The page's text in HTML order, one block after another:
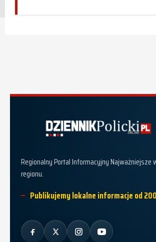
Regionalny Portal Informacyjny Najważniejsze
regionu.
Publikujemy lokalne informacje od